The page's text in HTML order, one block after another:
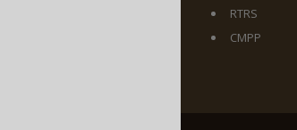
RTRS
CMPP